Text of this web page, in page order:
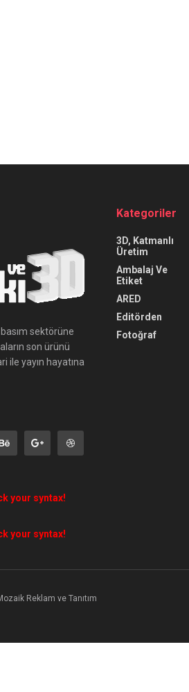
sektörüne
son ürünü
ile yayın hayatına
your syntax!
your syntax!
Kategoriler
3D, Katmanlı
Üretim
Ambalaj Ve
Etiket
ARED
Editörden
Fotoğraf
Reklam ve Tanıtım